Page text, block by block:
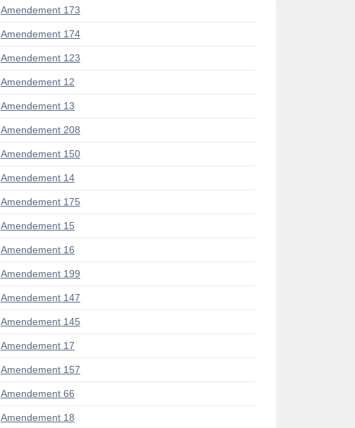
Amendement 173
Amendement 174
Amendement 123
Amendement 12
Amendement 13
Amendement 208
Amendement 150
Amendement 14
Amendement 175
Amendement 15
Amendement 16
Amendement 199
Amendement 147
Amendement 145
Amendement 17
Amendement 157
Amendement 66
Amendement 18